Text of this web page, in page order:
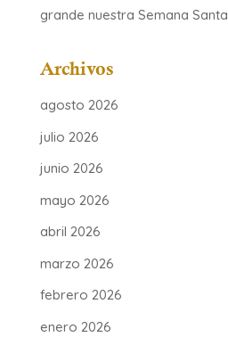
grande nuestra Semana Santa
Archivos
agosto 2026
julio 2026
junio 2026
mayo 2026
abril 2026
marzo 2026
febrero 2026
enero 2026